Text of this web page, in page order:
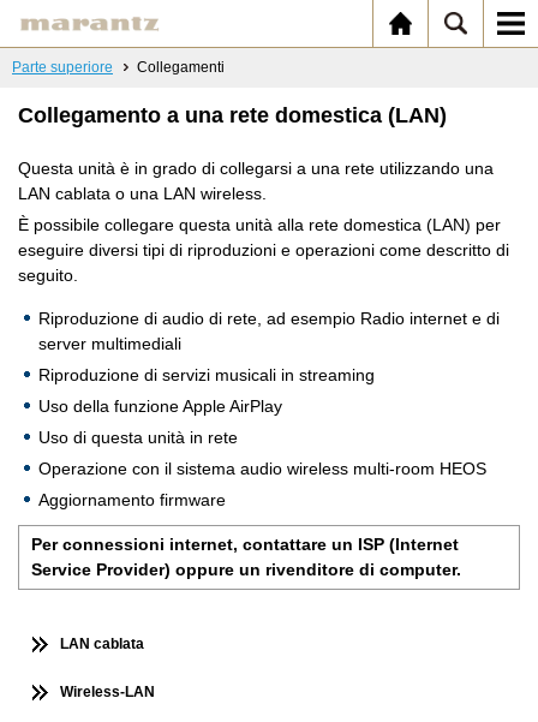
Parte superiore Collegamenti
Collegamento a una rete domestica (LAN)
Questa unità è in grado di collegarsi a una rete utilizzando una
LAN cablata o una LAN wireless.
È possibile collegare questa unità alla rete domestica (LAN) per
eseguire diversi tipi di riproduzioni e operazioni come descritto di
seguito.
Riproduzione di audio di rete, ad esempio Radio internet e di
server multimediali
Riproduzione di servizi musicali in streaming
Uso della funzione Apple AirPlay
Uso di questa unità in rete
Operazione con il sistema audio wireless multi-room HEOS
Aggiornamento firmware
Per connessioni internet, contattare un ISP (Internet
Service Provider) oppure un rivenditore di computer.
LAN cablata
Wireless-LAN